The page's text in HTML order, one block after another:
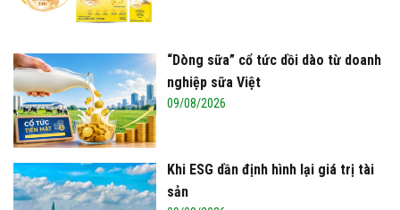
(VTC14) - Sữa ngoại, động vật sống sẽ được
TIN ĐỌC NHIỀU
Colos Gain
09/08/2026
“Dòng sữa” cổ tức dồi dào từ doanh
nghiệp sữa Việt